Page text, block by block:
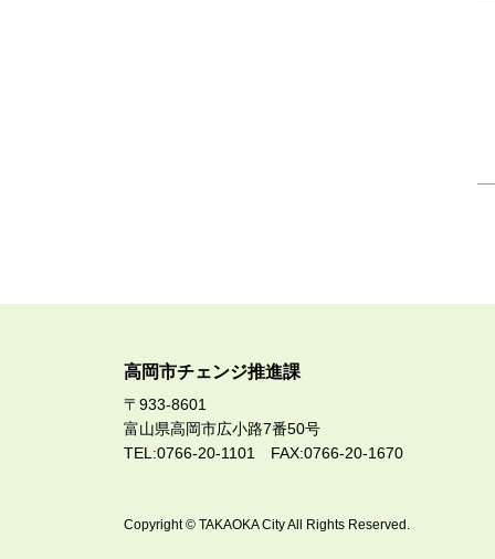
高岡市チェンジ推進課
〒933-8601
富山県高岡市広小路7番50号
TEL:0766-20-1101 FAX:0766-20-1670
Copyright © TAKAOKA City All Rights Reserved.